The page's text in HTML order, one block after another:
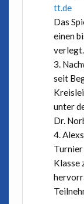
tt.de
Das
einen
verlegt.
seit
unter
Dr.
Turnier
Klasse